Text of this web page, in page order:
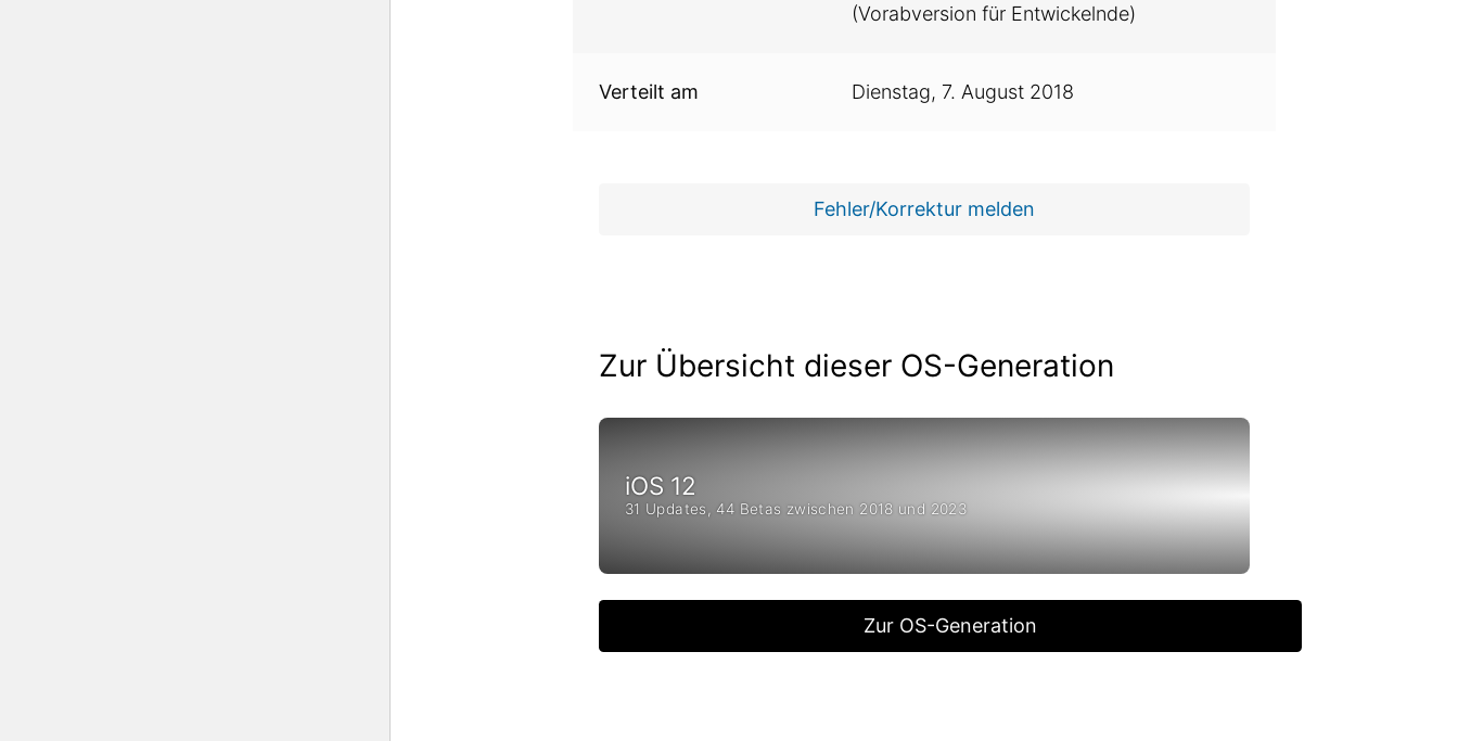
(Vorabversion für Entwickelnde)
Verteilt am Dienstag, 7. August 2018
Fehler/Korrektur melden
Zur Übersicht dieser OS-Generation
iOS 12
31 Updates, 44 Betas zwischen 2018 und 2023
Zur OS-Generation